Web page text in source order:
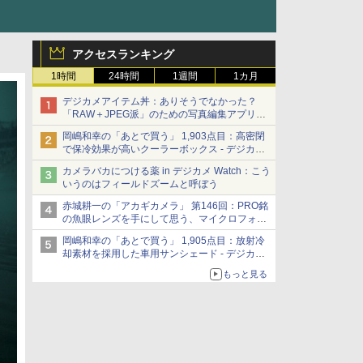
アクセスランキング
1時間 24時間 1週間 1カ月
デジカメアイテム丼：ありそうでなかった？
「RAW＋JPEG派」のための写真編集アプリ
カメラデフォルトのJPEGを大切にする
「Filmator」
岡嶋和幸の「あとで買う」 1,903点目：高密閉
で保冷効果が高いクーラーボックス - デジカメ
Watch
カメラバカにつける薬 in デジカメ Watch：こう
いうのはフィールドズームと呼ぼう
赤城耕一の「アカギカメラ」 第146回：PRO銘
の魚眼レンズを手にして思う、マイクロフォー
サーズへの期待と可能性
岡嶋和幸の「あとで買う」 1,905点目：放射冷
却素材を採用した車用サンシェード - デジカメ
もっと見る